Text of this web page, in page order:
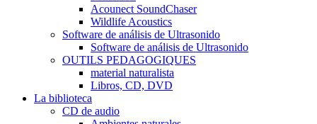
Acounect SoundChaser
Wildlife Acoustics
Software de análisis de Ultrasonido
Software de análisis de Ultrasonido
OUTILS PEDAGOGIQUES
material naturalista
Libros, CD, DVD
La biblioteca
CD de audio